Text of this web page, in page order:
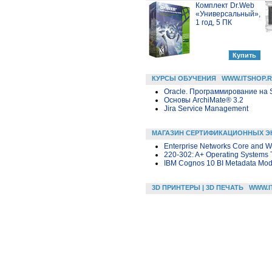
Комплект Dr.Web
«Универсальный»,
1 год, 5 ПК
КУРСЫ ОБУЧЕНИЯ
Oracle. Программирование на
Основы ArchiMate® 3.2
Jira Service Management
МАГАЗИН СЕРТИФИКАЦИОННЫХ
Enterprise Networks Core and
220-302: A+ Operating Systems
IBM Cognos 10 BI Metadata
3D ПРИНТЕРЫ | 3D ПЕЧАТЬ